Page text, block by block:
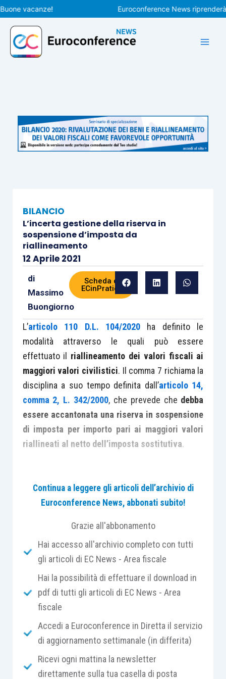
Vai
al
contenuto
vacanze! Euroconference News riprenderà le
BILANCIO
L’incerta gestione della riserva in
sospensione d’imposta da
riallineamento
12 Aprile 2021
di
Massimo
Buongiorno
Scheda di
ECinPratica
L’articolo 110 D.L. 104/2020
ha definito le
modalità attraverso le quali può essere
effettuato il riallineamento dei valori fiscali ai
maggiori valori civilistici. Il comma 7 richiama la
disciplina a suo tempo definita dall’articolo 14,
comma 2, L. 342/2000, che prevede che debba
essere accantonata una riserva in sospensione
di imposta per importo pari ai maggiori valori
riallineati al netto dell’imposta sostitutiva.
quella di rivalutazioneper cui risultatassata
solamente in caso di distribuzione ai soci
Una significativa differenzatra rivalutazione e
riallineamento consiste però nella modalità di
formazione della riserva che,nel caso di
rivalutazione, si crea automaticamente
dell’incremento di valore dei beni mentrenel
riallineamento devono essere vincolate riserve
effetti civilistici ma solo fiscali
Continua a leggere gli articoli dell’archivio di
Euroconference News, abbonati subito!
Grazie all'abbonamento
Hai accesso all'archivio completo con tutti
gli articoli di EC News - Area fiscale
Hai la possibilità di effettuare il download in
pdf di tutti gli articoli di EC News - Area
fiscale
Accedi a Euroconference in Diretta il servizio
di aggiornamento settimanale (in differita)
Ricevi ogni mattina la newsletter
direttamente sulla tua casella di posta